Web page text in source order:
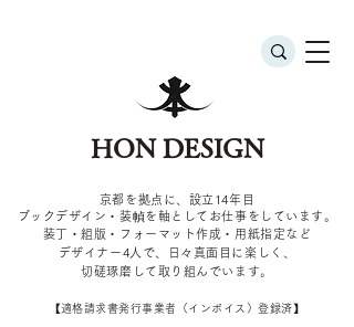
HON DESIGN
京都を拠点に、設立14年目
ブックデザイン・装幀を軸としてお仕事をしています。
装丁・組版・フォーマット作成・用紙指定など
デザイナー4 人で、日々真面目に楽しく、
切磋琢磨して取り組んでいます。
​【適格請求書発行事業者（インボイス）登録済】